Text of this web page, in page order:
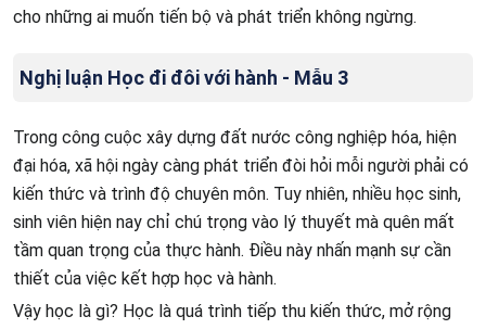
cho những ai muốn tiến bộ và phát triển không ngừng.
Nghị luận Học đi đôi với hành - Mẫu 3
Trong công cuộc xây dựng đất nước công nghiệp hóa, hiện
đại hóa, xã hội ngày càng phát triển đòi hỏi mỗi người phải có
kiến thức và trình độ chuyên môn. Tuy nhiên, nhiều học sinh,
sinh viên hiện nay chỉ chú trọng vào lý thuyết mà quên mất
tầm quan trọng của thực hành. Điều này nhấn mạnh sự cần
thiết của việc kết hợp học và hành.
Vậy học là gì? Học là quá trình tiếp thu kiến thức, mở rộng